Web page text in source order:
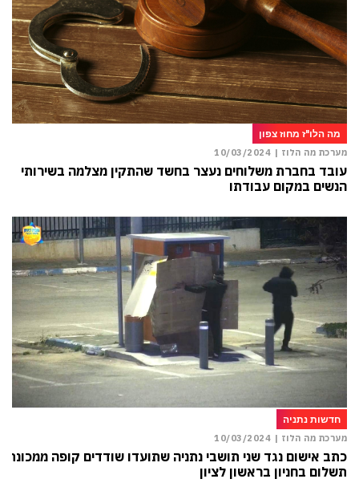
מה הלו"ז מחוז צפון
מערכת מה הלוז | 10/03/2024
עובד בחברת משלוחים נעצר בחשד שהתקין מצלמה בשירותי
הנשים במקום עבודתו
חדשות נתניה
מערכת מה הלוז | 10/03/2024
כתב אישום נגד שני תושבי נתניה שתועדו שודדים קופה ממכונת
תשלום בחניון בראשון לציון